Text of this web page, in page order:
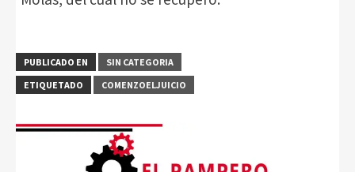
PUBLICADO EN
SIN CATEGORIA
ETIQUETADO
COMENZOELJUICIO